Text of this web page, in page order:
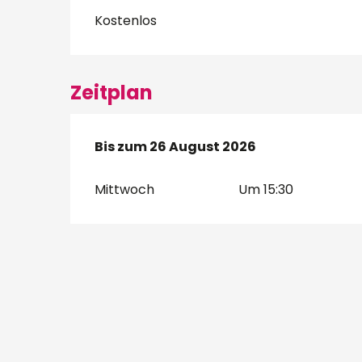
Kostenlos
Zeitplan
vom8 Juli 2026bis zum
Bis zum26 August 2026
Mittwoch Um 15:30